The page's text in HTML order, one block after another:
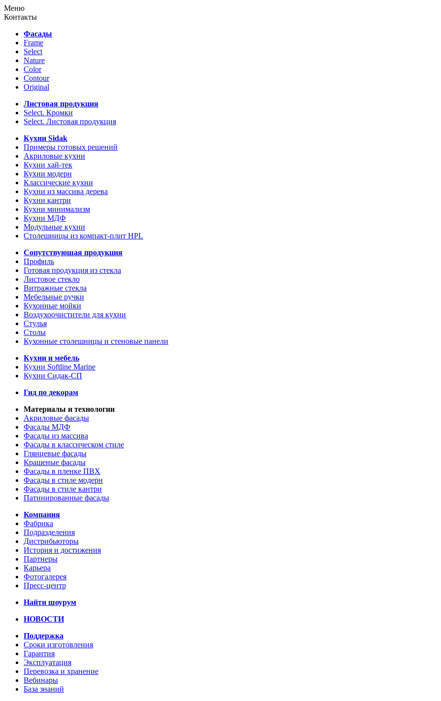
Меню
Контакты
Фасады
Frame
Select
Nature
Color
Contour
Original
Листовая продукция
Select. Кромки
Select. Листовая продукция
Кухни Sidak
Примеры готовых решений
Акриловые кухни
Кухни хай-тек
Кухни модерн
Классические кухни
Кухни из массива дерева
Кухни кантри
Кухни минимализм
Кухни МДФ
Модульные кухни
Столешницы из компакт-плит HPL
Сопутствующая продукция
Профиль
Готовая продукция из стекла
Листовое стекло
Витражные стекла
Мебельные ручки
Кухонные мойки
Воздухоочистители для кухни
Стулья
Столы
Кухонные столешницы и стеновые панели
Кухни и мебель
Кухни Softline Marine
Кухни Сидак-СП
Гид по декорам
Материалы и технологии
Акриловые фасады
Фасады МДФ
Фасады из массива
Фасады в классическом стиле
Глянцевые фасады
Крашеные фасады
Фасады в пленке ПВХ
Фасады в стиле модерн
Фасады в стиле кантри
Патинированные фасады
Компания
Фабрика
Подразделения
Дистрибьюторы
История и достижения
Партнеры
Карьера
Фотогалерея
Пресс-центр
Найти шоурум
НОВОСТИ
Поддержка
Сроки изготовления
Гарантия
Эксплуатация
Перевозка и хранение
Вебинары
База знаний